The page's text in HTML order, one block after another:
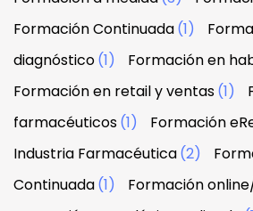
Formación Continuada(1)
diagnóstico(1) Formación en
Formación en retail y ventas(1)
farmacéuticos(1) Formación
Industria Farmacéutica(2)
Continuada(1) Formación